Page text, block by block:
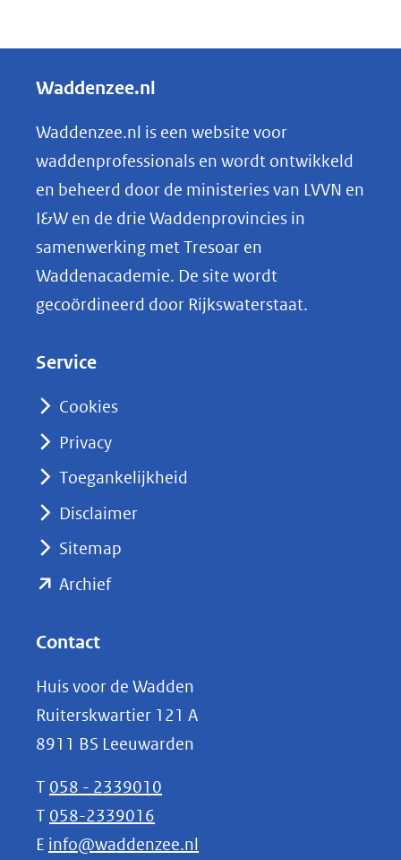
e
e
n
o
p
k
e
nieuw
naar
Waddenzee.nl
Waddenzee.nl is een website voor
waddenprofessionals en wordt ontwikkeld
en beheerd door de ministeries van LVVN en
I&W en de drie Waddenprovincies in
samenwerking met Tresoar en
Waddenacademie. De site wordt
gecoördineerd door Rijkswaterstaat.
Service
Cookies
Privacy
Toegankelijkheid
Disclaimer
Sitemap
Archief(opent
(verwijst
naar
een
andere
website)
Contact
Huis voor de Wadden
Ruiterskwartier 121 A
8911 BS Leeuwarden
T 058 - 2339010
T 058-2339016
E info@waddenzee.nl